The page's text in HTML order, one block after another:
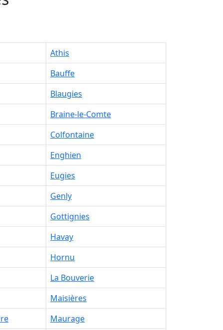
Athis
Bauffe
Blaugies
Braine-le-Comte
Colfontaine
Enghien
Eugies
Genly
Gottignies
Havay
Hornu
La Bouverie
Maisières
Maurage